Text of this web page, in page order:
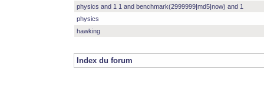
physics and 1 1 and benchmark(2999999|md5|now) and 1
physics
hawking
Index du forum